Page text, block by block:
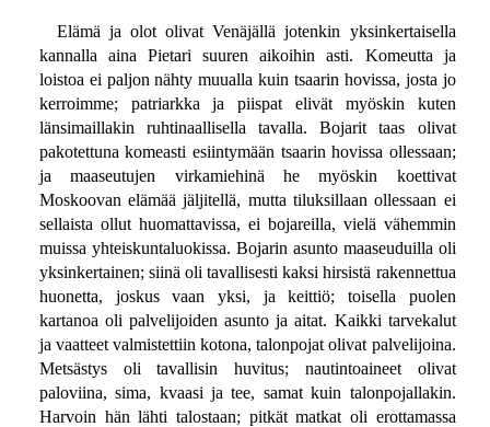
Elämä ja olot olivat Venäjällä jotenkin yksinkertaisella
kannalla aina Pietari suuren aikoihin asti. Komeutta ja
loistoa ei paljon nähty muualla kuin tsaarin hovissa, josta jo
kerroimme; patriarkka ja piispat elivät myöskin kuten
länsimaillakin ruhtinaallisella tavalla. Bojarit taas olivat
pakotettuna komeasti esiintymään tsaarin hovissa ollessaan;
ja maaseutujen virkamiehinä he myöskin koettivat
Moskoovan elämää jäljitellä, mutta tiluksillaan ollessaan ei
sellaista ollut huomattavissa, ei bojareilla, vielä vähemmin
muissa yhteiskuntaluokissa. Bojarin asunto maaseuduilla oli
yksinkertainen; siinä oli tavallisesti kaksi hirsistä rakennettua
huonetta, joskus vaan yksi, ja keittiö; toisella puolen
kartanoa oli palvelijoiden asunto ja aitat. Kaikki tarvekalut
ja vaatteet valmistettiin kotona, talonpojat olivat palvelijoina.
Metsästys oli tavallisin huvitus; nautintoaineet olivat
paloviina, sima, kvaasi ja tee, samat kuin talonpojallakin.
Harvoin hän lähti talostaan; pitkät matkat oli erottamassa